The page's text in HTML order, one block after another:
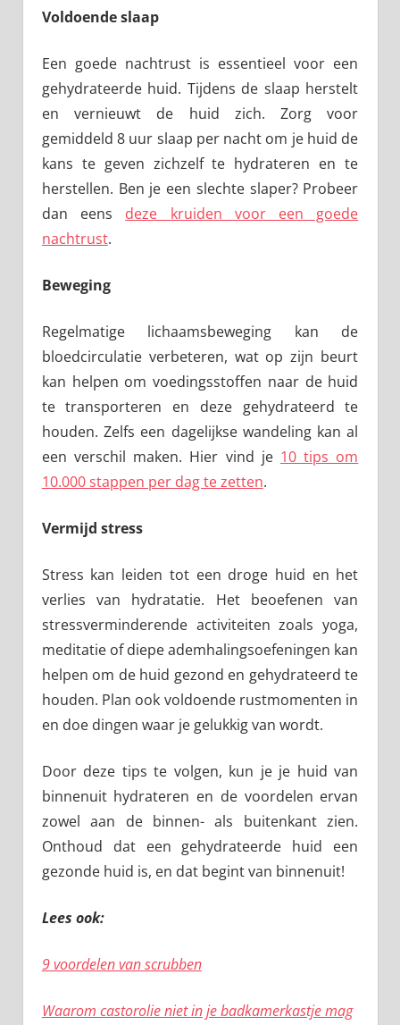
Voldoende slaap
Een goede nachtrust is essentieel voor een
gehydrateerde huid. Tijdens de slaap herstelt
en vernieuwt de huid zich. Zorg voor
gemiddeld 8 uur slaap per nacht om je huid de
kans te geven zichzelf te hydrateren en te
herstellen. Ben je een slechte slaper? Probeer
dan eens deze kruiden voor een goede
nachtrust.
Beweging
Regelmatige lichaamsbeweging kan de
bloedcirculatie verbeteren, wat op zijn beurt
kan helpen om voedingsstoffen naar de huid
te transporteren en deze gehydrateerd te
houden. Zelfs een dagelijkse wandeling kan al
een verschil maken. Hier vind je 10 tips om
10.000 stappen per dag te zetten.
Vermijd stress
Stress kan leiden tot een droge huid en het
verlies van hydratatie. Het beoefenen van
stressverminderende activiteiten zoals yoga,
meditatie of diepe ademhalingsoefeningen kan
helpen om de huid gezond en gehydrateerd te
houden. Plan ook voldoende rustmomenten in
en doe dingen waar je gelukkig van wordt.
Door deze tips te volgen, kun je je huid van
binnenuit hydrateren en de voordelen ervan
zowel aan de binnen- als buitenkant zien.
Onthoud dat een gehydrateerde huid een
gezonde huid is, en dat begint van binnenuit!
Lees ook:
9 voordelen van scrubben
Waarom castorolie niet in je badkamerkastje mag